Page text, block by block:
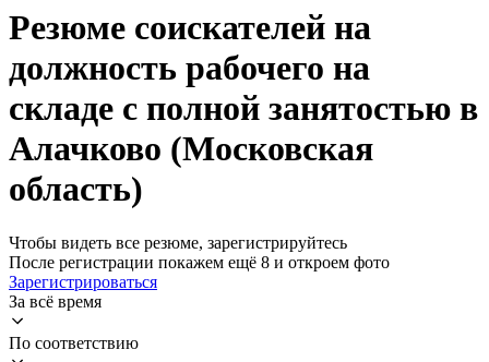
Резюме соискателей на
должность рабочего на
складе с полной занятостью в
Алачково (Московская
область)
Чтобы видеть все резюме, зарегистрируйтесь
После регистрации покажем ещё 8 и откроем фото
Зарегистрироваться
За всё время
По соответствию